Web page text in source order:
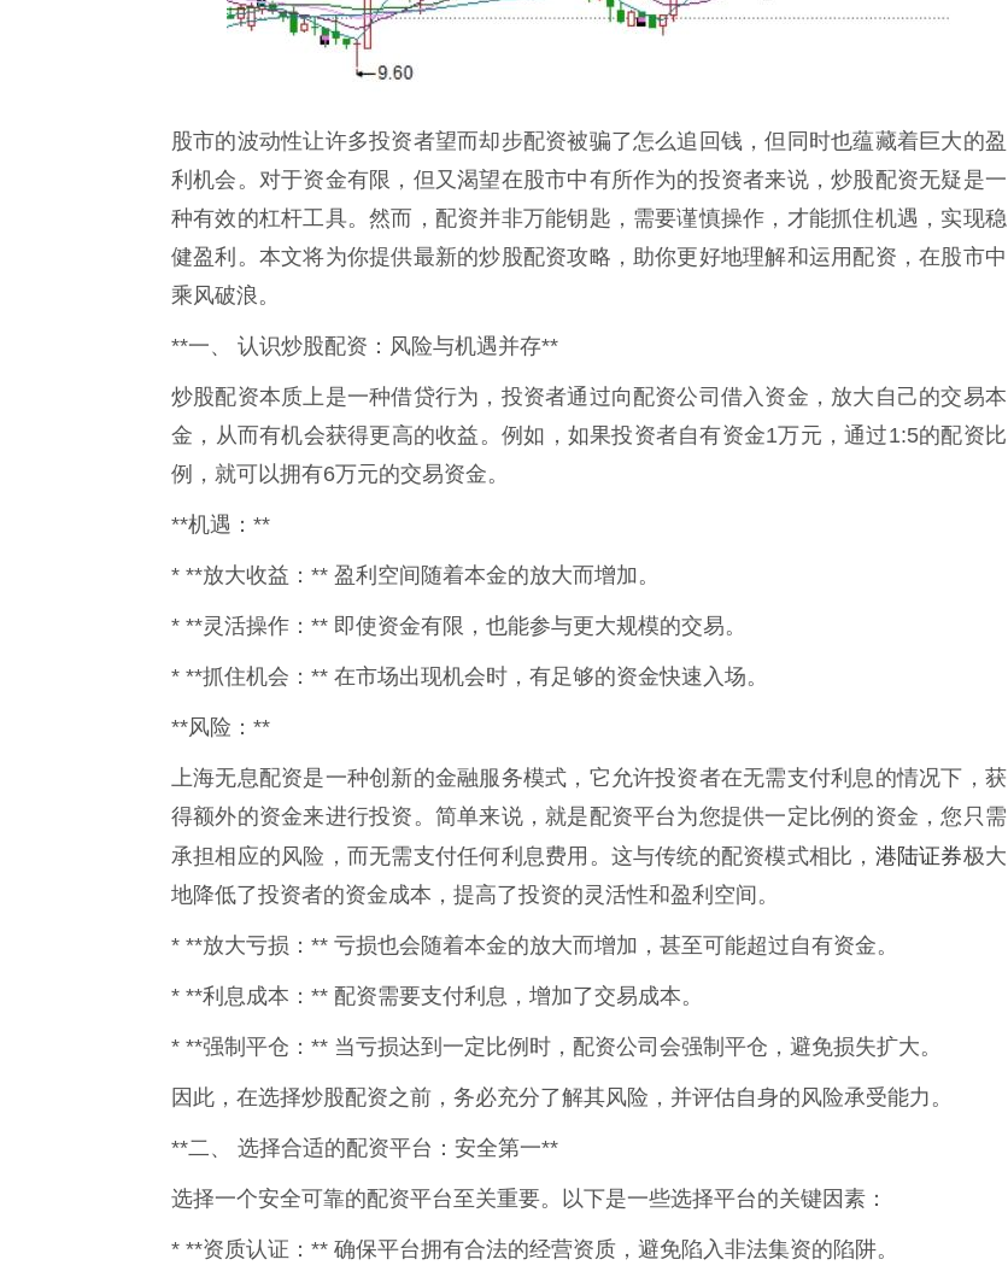
股市的波动性让许多投资者望而却步配资被骗了怎么追回钱，但同时也蕴藏着巨大的盈
利机会。对于资金有限，但又渴望在股市中有所作为的投资者来说，炒股配资无疑是一
种有效的杠杆工具。然而，配资并非万能钥匙，需要谨慎操作，才能抓住机遇，实现稳
健盈利。本文将为你提供最新的炒股配资攻略，助你更好地理解和运用配资，在股市中
乘风破浪。
**一、 认识炒股配资：风险与机遇并存**
炒股配资本质上是一种借贷行为，投资者通过向配资公司借入资金，放大自己的交易本
金，从而有机会获得更高的收益。例如，如果投资者自有资金1万元，通过1:5的配资比
例，就可以拥有6万元的交易资金。
**机遇：**
* **放大收益：** 盈利空间随着本金的放大而增加。
* **灵活操作：** 即使资金有限，也能参与更大规模的交易。
* **抓住机会：** 在市场出现机会时，有足够的资金快速入场。
**风险：**
上海无息配资是一种创新的金融服务模式，它允许投资者在无需支付利息的情况下，获
得额外的资金来进行投资。简单来说，就是配资平台为您提供一定比例的资金，您只需
承担相应的风险，而无需支付任何利息费用。这与传统的配资模式相比， 港陆证券极大
地降低了投资者的资金成本，提高了投资的灵活性和盈利空间。
* **放大亏损：** 亏损也会随着本金的放大而增加，甚至可能超过自有资金。
* **利息成本：** 配资需要支付利息，增加了交易成本。
* **强制平仓：** 当亏损达到一定比例时，配资公司会强制平仓，避免损失扩大。
因此，在选择炒股配资之前，务必充分了解其风险，并评估自身的风险承受能力。
**二、 选择合适的配资平台：安全第一**
选择一个安全可靠的配资平台至关重要。以下是一些选择平台的关键因素：
* **资质认证：** 确保平台拥有合法的经营资质，避免陷入非法集资的陷阱。